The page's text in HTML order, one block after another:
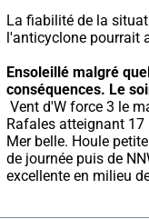
La fiabilité de la
l'anticyclone pourrait
Ensoleillé malgré
conséquences. Le
Rafales atteignant 17
Mer belle. Houle
de journée puis de
excellente en milieu